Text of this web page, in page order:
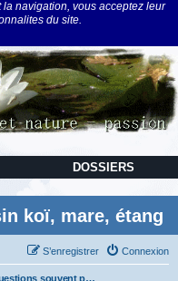
navigation, vous acceptez leur
du site.
DOSSIERS
koï, mare, étang
Connexion
S’enregistrer
Questions souvent posées, analyseur d'eau, calculateurs